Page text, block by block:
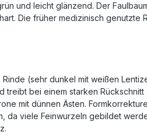
und leicht glänzend. Der
Die früher medizinisch
(sehr dunkel mit weißen
bei einem starken
mit dünnen Ästen.
viele Feinwurzeln gebildet